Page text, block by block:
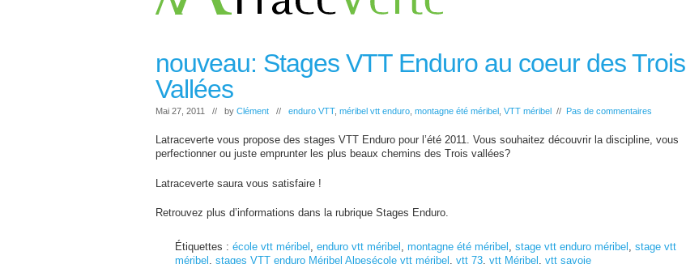
nouveau: Stages VTT Enduro au coeur des Trois
Vallées
Mai 27, 2011 // by Clément // enduro VTT, méribel vtt enduro montagne été méribel VTT méribel // Pas de commentaires
Latraceverte vous propose des stages VTT Enduro pour l’été 2011. Vous souhaitez découvrir la discipline, vous
perfectionner ou juste emprunter les plus beaux chemins des Trois vallées?
Latraceverte saura vous satisfaire !
Retrouvez plus d’informations dans la rubrique Stages Enduro.
Étiquettes : école vtt méribel , enduro vtt méribel , montagne été méribel , stage vtt enduro méribel , stage vtt
méribel , stages VTT enduro Méribel Alpesécole vtt méribel , vtt 73, vtt Méribel , vtt savoie